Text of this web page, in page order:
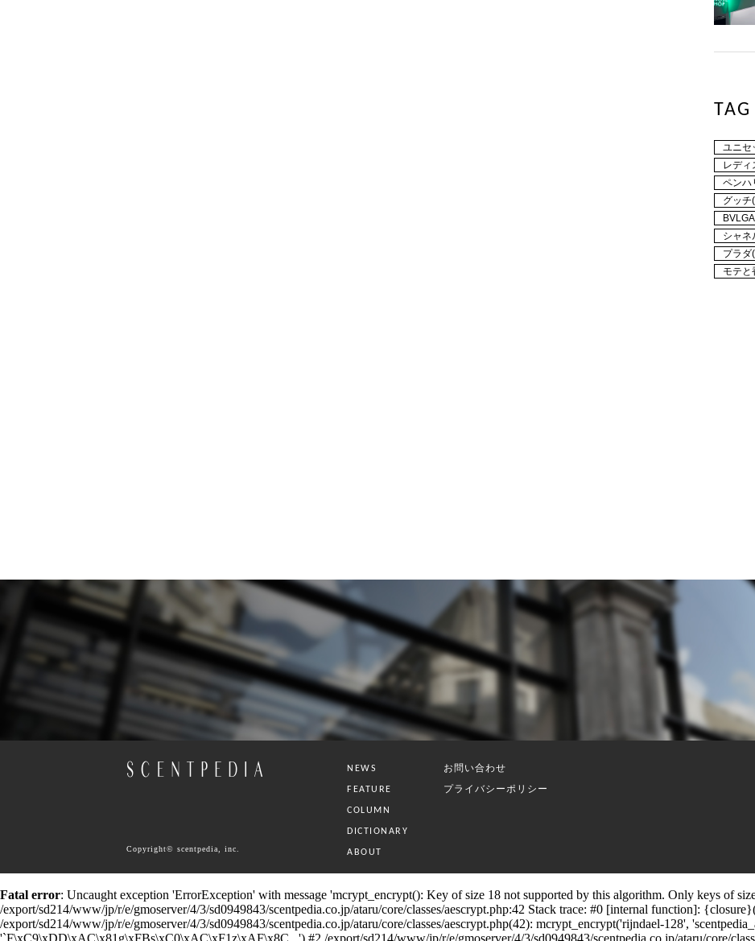
TAG
ユニセ
レディ
ペンハ
グッチ
シャネ
プラダ
モテと
NEWS
FEATURE
COLUMN
DICTIONARY
ABOUT
お問い合わせ
プライバシーポリシー
Copyright© scentpedia, inc.
Fatal error: Uncaught exception 'ErrorException' with message 'mcrypt_encrypt(): Key of size 18 not supported by this algorithm. Only keys of
/export/sd214/www/jp/r/e/gmoserver/4/3/sd0949843/scentpedia.co.jp/ataru/core/classes/aescrypt.php:42 Stack trace: #0 [internal function]:
/export/sd214/www/jp/r/e/gmoserver/4/3/sd0949843/scentpedia.co.jp/ataru/core/classes/aescrypt.php(42): mcrypt_encrypt('rijndael-128',
'`F\xC9\xDD\xAC\x81g\xFBs\xC0\xAC\xF1z\xAF\x8C...') #2 /export/sd214/www/jp/r/e/gmoserver/4/3/sd0949843/scentpedia.co.jp/ataru/core/